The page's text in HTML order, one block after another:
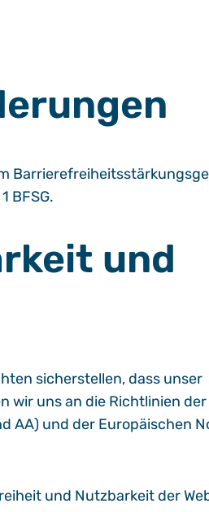
BFSG.
und
sicherstellen, dass unser
wir uns an die Richtlinien der
AA) und der Europäischen
und Nutzbarkeit der